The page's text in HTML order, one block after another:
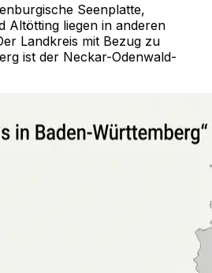
Seenplatte,
Altötting liegen in anderen
Landkreis mit Bezug zu
ist der Neckar-Odenwald-